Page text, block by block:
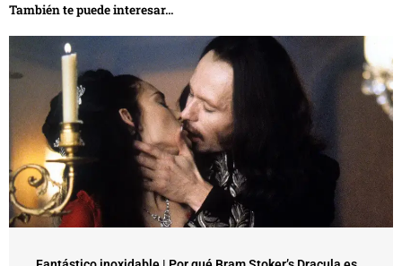
También te puede interesar...